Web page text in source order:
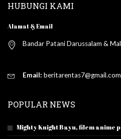
HUBUNGI KAMI
Alamat & Email
Bandar Patani Darussalam &
Email: beritarentas7@gmail.com
POPULAR NEWS
Mighty Knight Bayu, filem